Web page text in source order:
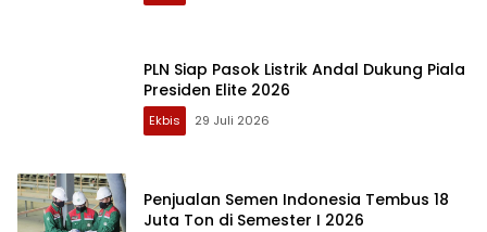
PLN Siap Pasok Listrik Andal Dukung Piala
Presiden Elite 2026
Ekbis 29 Juli 2026
Penjualan Semen Indonesia Tembus 18
Juta Ton di Semester I 2026